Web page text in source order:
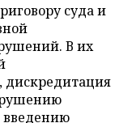
суда и
В их
дискредитация
введению